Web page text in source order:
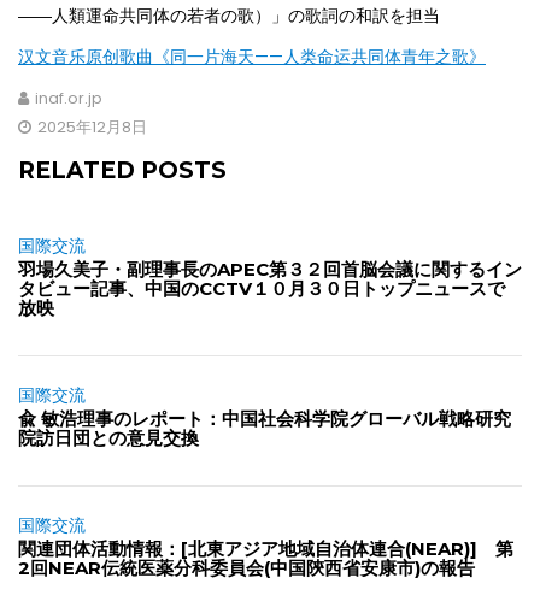
――人類運命共同体の若者の歌）」の歌詞の和訳を担当
汉文音乐原创歌曲《同一片海天——人类命运共同体青年之歌》
inaf.or.jp
2025年12月8日
RELATED POSTS
国際交流
羽場久美子・副理事長のAPEC第３２回首脳会議に関するイン
タビュー記事、中国のCCTV１０月３０日トップニュースで
放映
国際交流
兪 敏浩理事のレポート：中国社会科学院グローバル戦略研究
院訪日団との意見交換
国際交流
関連団体活動情報：[北東アジア地域自治体連合(NEAR)] 第
2回NEAR伝統医薬分科委員会(中国陝西省安康市)の報告